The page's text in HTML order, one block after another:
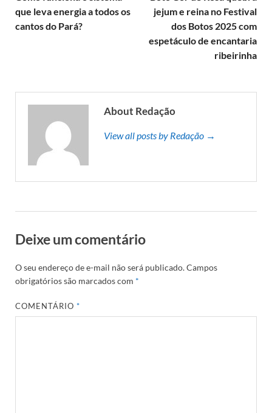
que leva energia a todos os
cantos do Pará?
jejum e reina no Festival
dos Botos 2025 com
espetáculo de encantaria
ribeirinha
About Redação
View all posts by Redação →
Deixe um comentário
O seu endereço de e-mail não será publicado.Campos
obrigatórios são marcados com *
COMENTÁRIO*